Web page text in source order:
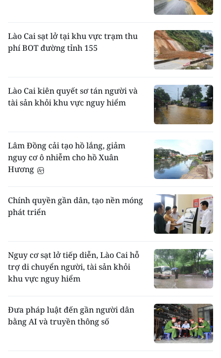
Lào Cai sạt lở tại khu vực trạm thu
phí BOT đường tỉnh 155
Lào Cai kiên quyết sơ tán người và
tài sản khỏi khu vực nguy hiểm
Lâm Đồng cải tạo hồ lắng, giảm
nguy cơ ô nhiễm cho hồ Xuân
Hương
Chính quyền gần dân, tạo nền móng
phát triển
Nguy cơ sạt lở tiếp diễn, Lào Cai hỗ
trợ di chuyển người, tài sản khỏi
khu vực nguy hiểm
Đưa pháp luật đến gần người dân
bằng AI và truyền thông số